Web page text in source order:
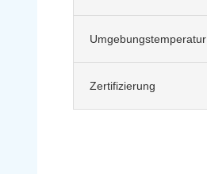
Umgebungstemperatur
Zertifizierung